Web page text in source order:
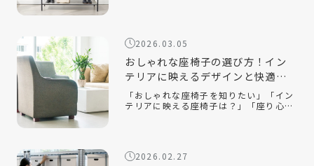
間を […]
2026.03.05
おしゃれな座椅子の選び方！イン
テリアに映えるデザインと快適性
を両立するコツ
「おしゃれな座椅子を知りたい」「イン
テリアに映える座椅子は？」「座り心地
せる […]
2026.02.27